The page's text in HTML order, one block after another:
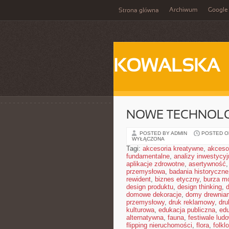
Strona główna Archiwum Google
KOWALSKA
NOWE
POSTED BY ADMIN POSTED
WYŁĄCZONA
Tagi: akcesoria kreatywne,
fundamentalne, analizy
aplikacje zdrowotne, asertywność,
przemysłowa, badania historyczne
rewident, biznes etyczny, burza
design produktu, design thinking,
domowe dekoracje, domy
przemysłowy, druk reklamowy,
kulturowa, edukacja publiczna,
alternatywna, fauna, festiwale
flipping nieruchomości, flora,